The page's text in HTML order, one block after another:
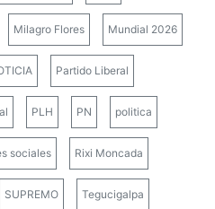
Milagro Flores Mundial 2026
Partido Liberal
PLH PN politica
sociales Rixi Moncada
SUPREMO Tegucigalpa